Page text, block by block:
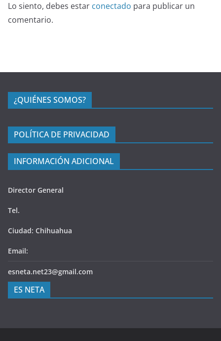
Lo siento, debes estar conectado para publicar un
comentario.
¿QUIÉNES SOMOS?
POLÍTICA DE PRIVACIDAD
INFORMACIÓN ADICIONAL
Director General
Tel.
Ciudad: Chihuahua
Email:
esneta.net23@gmail.com
ES NETA